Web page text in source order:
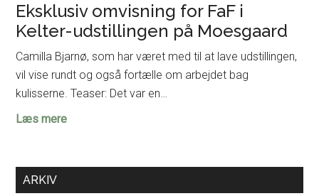
Eksklusiv omvisning for FaF i
Kelter-udstillingen på Moesgaard
Camilla Bjarnø, som har været med til at lave udstillingen,
vil vise rundt og også fortælle om arbejdet bag
kulisserne. Teaser: Det var en…
Læs mereEksklusiv
i
ARKIV